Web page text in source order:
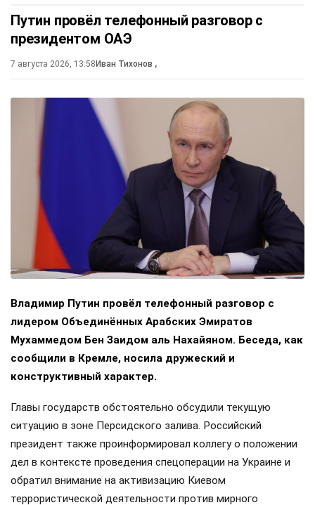
Путин провёл телефонный разговор с
президентом ОАЭ
7 августа 2026, 13:58 Иван Тихонов ,
Владимир Путин провёл телефонный разговор с
лидером Объединённых Арабских Эмиратов
Мухаммедом Бен Заидом аль Нахайяном. Беседа, как
сообщили в Кремле, носила дружеский и
конструктивный характер.
Главы государств обстоятельно обсудили текущую
ситуацию в зоне Персидского залива. Российский
президент также проинформировал коллегу о положении
дел в контексте проведения спецоперации на Украине и
обратил внимание на активизацию Киевом
террористической деятельности против мирного